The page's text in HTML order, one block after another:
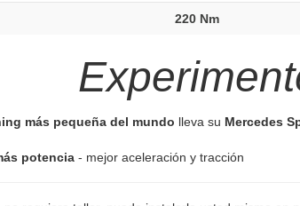
220 Nm
más pequeña del mundo lleva su Mercedes
potencia - mejor aceleración y tracción